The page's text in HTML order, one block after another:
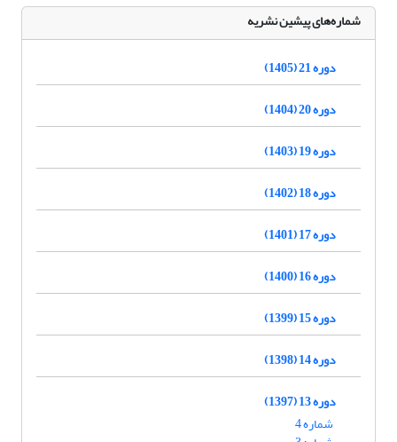
شماره‌های پیشین نشریه
دوره 21 (1405)
دوره 20 (1404)
دوره 19 (1403)
دوره 18 (1402)
دوره 17 (1401)
دوره 16 (1400)
دوره 15 (1399)
دوره 14 (1398)
دوره 13 (1397)
شماره 4